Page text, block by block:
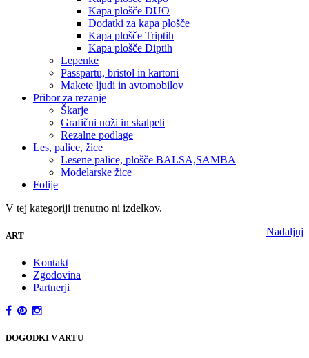
Kapa plošče DUO
Dodatki za kapa plošče
Kapa plošče Triptih
Kapa plošče Diptih
Lepenke
Passpartu, bristol in kartoni
Makete ljudi in avtomobilov
Pribor za rezanje
Škarje
Grafični noži in skalpeli
Rezalne podlage
Les, palice, žice
Lesene palice, plošče BALSA,SAMBA
Modelarske žice
Folije
V tej kategoriji trenutno ni izdelkov.
Nadaljuj
ART
Kontakt
Zgodovina
Partnerji
DOGODKI V ARTU